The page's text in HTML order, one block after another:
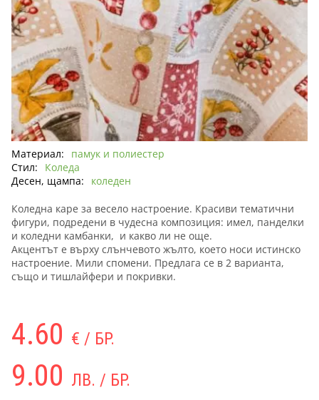
Материал:
памук и полиестер
Стил:
Коледа
Десен, щампа:
коледен
Коледна каре за весело настроение. Красиви тематични
фигури, подредени в чудесна композиция: имел, панделки
и коледни камбанки, и какво ли не още.
Акцентът е върху слънчевото жълто, което носи истинско
настроение. Мили спомени. Предлага се в 2 варианта,
също и тишлайфери и покривки.
4.60 € / БР.
9.00 ЛВ. / БР.